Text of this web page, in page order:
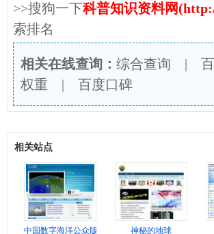
>>搜狗一下科普知识资料网
索排名
相关在线查询： 综合查询 |
权重 | 百度口碑
相关站点
中国数字海洋公众版 神秘的地球